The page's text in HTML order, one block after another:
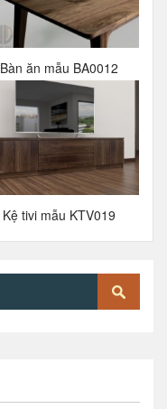
Bàn ăn mẫu BA0012
Kệ tivi mẫu KTV019